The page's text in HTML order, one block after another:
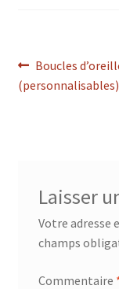
de
Article
précédent :
Boucles
(personnalisables)
Laisser
Votre adresse
champs
Commentaire